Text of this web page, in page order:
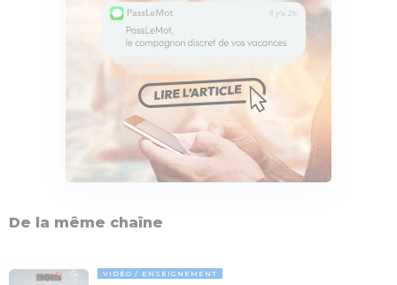
De la même chaîne
VIDÉO ENSEIGNEMENT